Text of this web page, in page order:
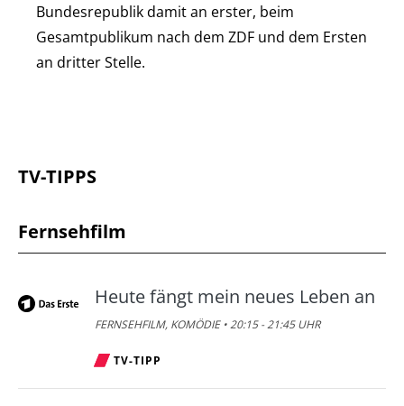
Bundesrepublik damit an erster, beim
Gesamtpublikum nach dem ZDF und dem Ersten
an dritter Stelle.
TV-TIPPS
Fernsehfilm
Heute fängt mein neues Leben an
FERNSEHFILM, KOMÖDIE • 20:15 - 21:45 UHR
TV-TIPP